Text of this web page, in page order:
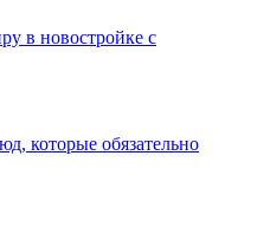
в новостройке с
которые обязательно